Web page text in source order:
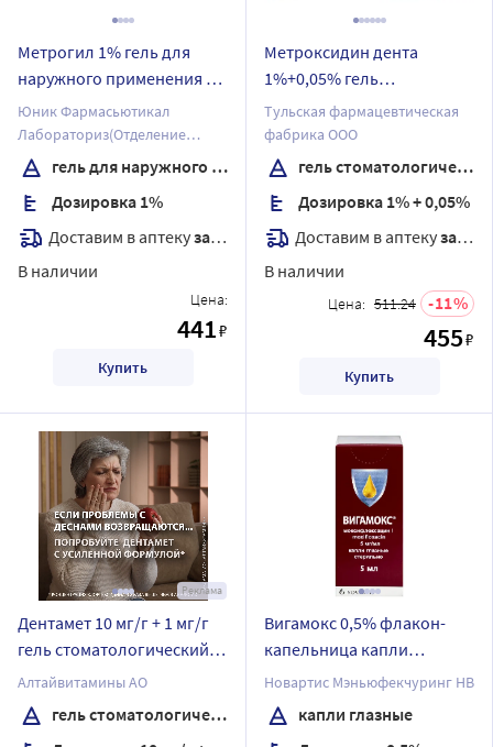
Метрогил 1% гель для
наружного применения 30
гр
Юник Фармасьютикал
Лабораториз(Отделение
фирмы Дж.Б.Кемикалс энд
Фармасьютикалс Лтд)
гель для наружного применения
Дозировка 1%
Доставим в аптекузавтра
В наличии
Цена:
441₽
Купить
Метроксидин дента
1%+0,05% гель
стоматологический 20 гр
Тульская фармацевтическая
фабрика ООО
гель стоматологический
Дозировка 1% + 0,05%
Доставим в аптекузавтра
В наличии
Цена: 511.24 11
455₽
Купить
Реклама
Дентамет 10 мг/г + 1 мг/г
гель стоматологический
10 гр
Алтайвитамины АО
гель стоматологический
Вигамокс 0,5% флакон-
капельница капли
глазные 5 мл
Новартис Мэньюфекчуринг НВ
капли глазные